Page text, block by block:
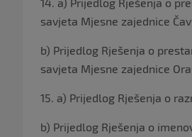
savjeta Mjesne zajednice
b) Prijedlog Rješenja o
savjeta Mjesne zajednice
15. a) Prijedlog Rješenja o
b) Prijedlog Rješenja o